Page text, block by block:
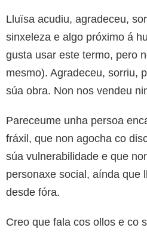
Lluïsa acudiu, agradeceu,
sinxeleza e algo próximo á
gusta usar este termo, pero
mesmo). Agradeceu, sorriu,
súa obra. Non nos vendeu
Pareceume unha persoa
fráxil, que non agocha co
súa vulnerabilidade e que
personaxe social, aínda que
desde fóra.
Creo que fala cos ollos e co